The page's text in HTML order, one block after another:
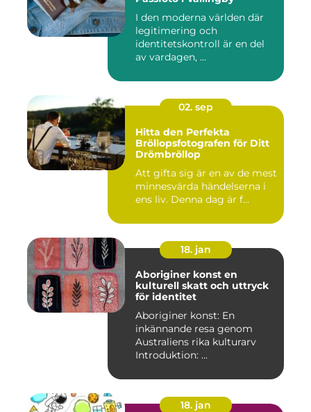
I den moderna världen där
legitimering och
identitetskontroll är en del
av vardagen, ...
02. sep
Hitta den Perfekta
Bröllopsfotografen för Ditt
Drömbröllop
Att gifta sig är en av de mest
minnesvärda händelserna i
ens liv. Denna dag är f...
18. jan
Aboriginer konst en
kulturell skatt och uttryck
för identitet
Aboriginer konst: En
inkännande resa genom
Australiens rika kulturarv
Introduktion: ...
18. jan